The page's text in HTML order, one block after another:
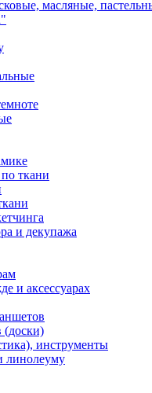
масляные,
ткани
и декупажа
и аксессуарах
(доски)
инструменты
линолеуму